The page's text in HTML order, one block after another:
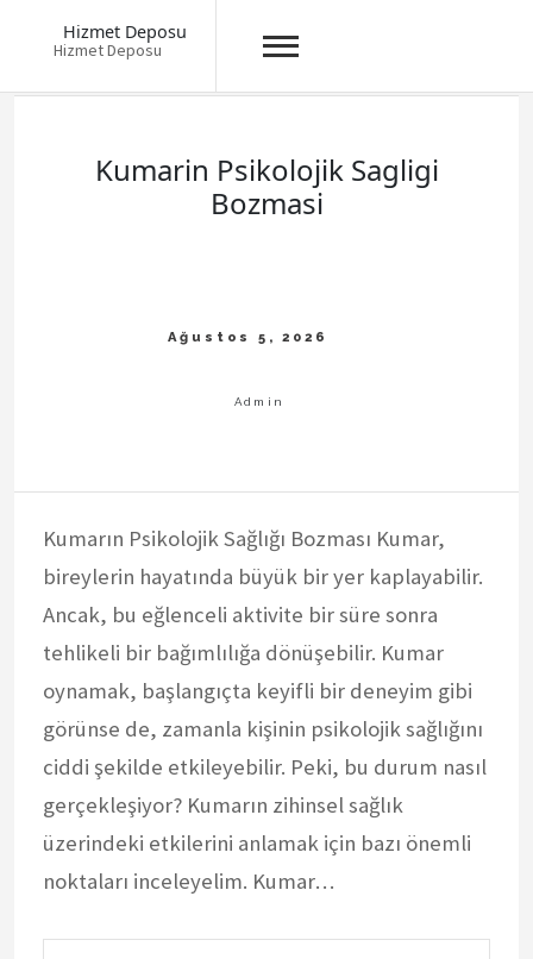
Hizmet Deposu
Hizmet Deposu
Kumarin Psikolojik Sagligi
Bozmasi
Kumarın Psikolojik Sağlığı Bozması Kumar,
bireylerin hayatında büyük bir yer kaplayabilir.
Ancak, bu eğlenceli aktivite bir süre sonra
tehlikeli bir bağımlılığa dönüşebilir. Kumar
oynamak, başlangıçta keyifli bir deneyim gibi
görünse de, zamanla kişinin psikolojik sağlığını
ciddi şekilde etkileyebilir. Peki, bu durum nasıl
gerçekleşiyor? Kumarın zihinsel sağlık
üzerindeki etkilerini anlamak için bazı önemli
noktaları inceleyelim. Kumar…